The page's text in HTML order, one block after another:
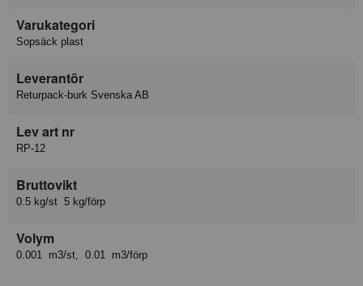
Varukategori
Sopsäck plast
Leverantör
Returpack-burk Svenska AB
Lev art nr
RP-12
Bruttovikt
0.5 kg/st 5 kg/förp
Volym
0.001 m3/st, 0.01 m3/förp